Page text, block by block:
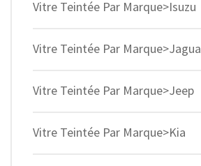
Vitre Teintée Par Marque>Isuzu
Vitre Teintée Par
Vitre Teintée Par Marque>Jeep
Vitre Teintée Par Marque>Kia